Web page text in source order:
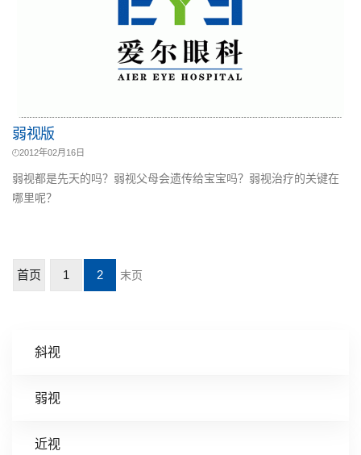
斜视
弱视
近视
弱视版
2012年02月16日
弱视都是先天的吗？弱视父母会遗传给宝宝吗？弱视治疗的关键在
哪里呢？
首页 1 2 末页